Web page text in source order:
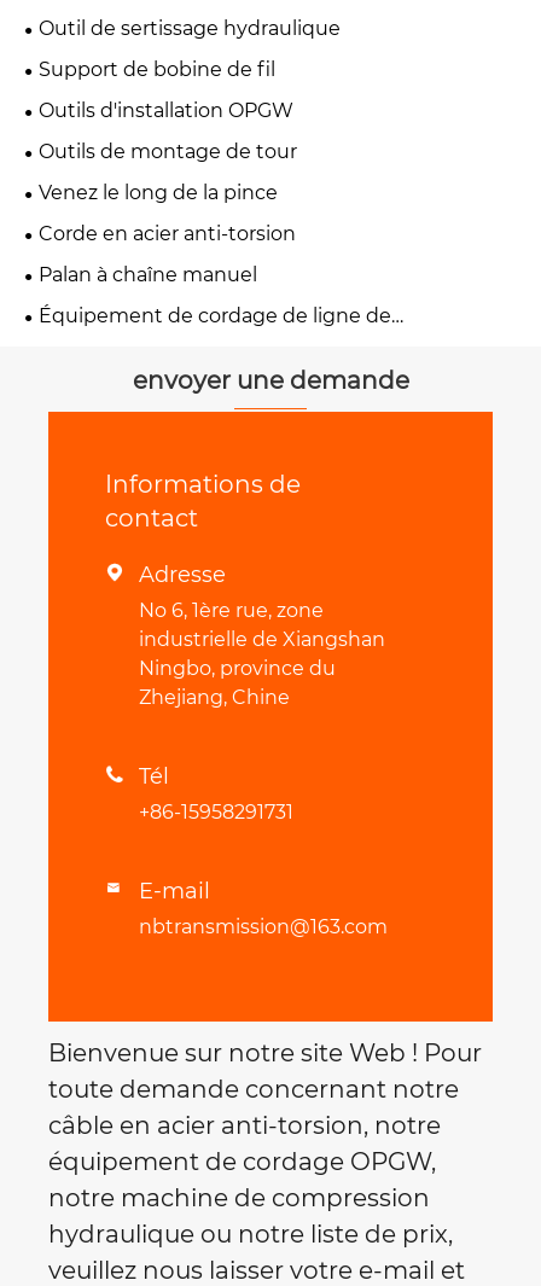
Outil de sertissage hydraulique
Support de bobine de fil
Outils d'installation OPGW
Outils de montage de tour
Venez le long de la pince
Corde en acier anti-torsion
Palan à chaîne manuel
Équipement de cordage de ligne de
envoyer une demande
Informations de
contact
 Adresse
No 6, 1ère rue, zone
industrielle de Xiangshan
Ningbo, province du
Zhejiang, Chine
 Tél
+86-15958291731
 E-mail
nbtransmission@163.com
Bienvenue sur notre site Web ! Pour
toute demande concernant notre
câble en acier anti-torsion, notre
équipement de cordage OPGW,
notre machine de compression
hydraulique ou notre liste de prix,
veuillez nous laisser votre e-mail et